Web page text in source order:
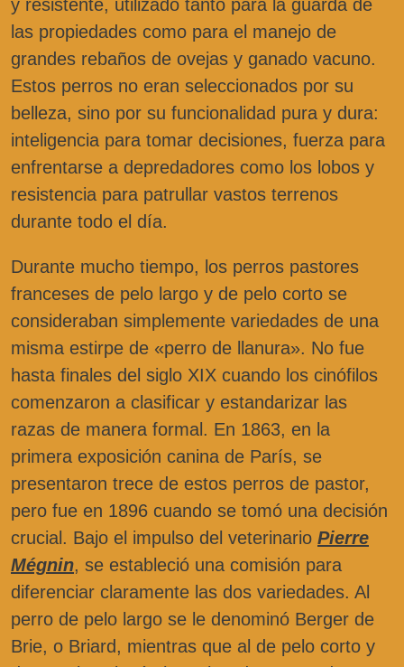
y resistente, utilizado tanto para la guarda de
las propiedades como para el manejo de
grandes rebaños de ovejas y ganado vacuno.
Estos perros no eran seleccionados por su
belleza, sino por su funcionalidad pura y dura:
inteligencia para tomar decisiones, fuerza para
enfrentarse a depredadores como los lobos y
resistencia para patrullar vastos terrenos
durante todo el día.
Durante mucho tiempo, los perros pastores
franceses de pelo largo y de pelo corto se
consideraban simplemente variedades de una
misma estirpe de «perro de llanura». No fue
hasta finales del siglo XIX cuando los cinófilos
comenzaron a clasificar y estandarizar las
razas de manera formal. En 1863, en la
primera exposición canina de París, se
presentaron trece de estos perros de pastor,
pero fue en 1896 cuando se tomó una decisión
crucial. Bajo el impulso del veterinario Pierre
Mégnin, se estableció una comisión para
diferenciar claramente las dos variedades. Al
perro de pelo largo se le denominó Berger de
Brie, o Briard, mientras que al de pelo corto y